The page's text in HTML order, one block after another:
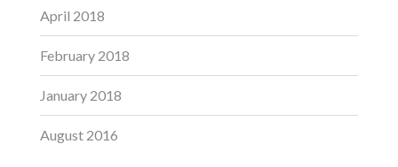
April 2018
February 2018
January 2018
August 2016